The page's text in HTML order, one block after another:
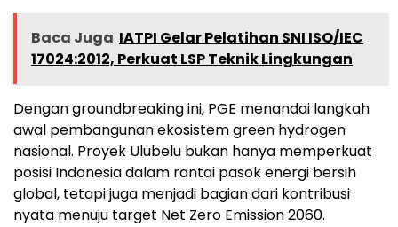
Baca Juga IATPI Gelar Pelatihan SNI ISO/IEC
17024:2012, Perkuat LSP Teknik Lingkungan
Dengan groundbreaking ini, PGE menandai langkah
awal pembangunan ekosistem green hydrogen
nasional. Proyek Ulubelu bukan hanya memperkuat
posisi Indonesia dalam rantai pasok energi bersih
global, tetapi juga menjadi bagian dari kontribusi
nyata menuju target Net Zero Emission 2060.